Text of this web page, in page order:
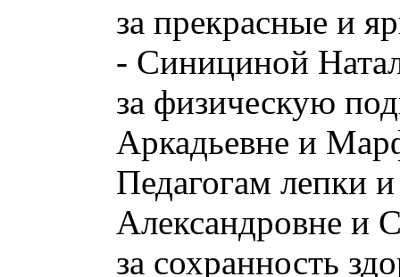
за прекрасные и
- Синициной
за физическую
Аркадьевне и
Педагогам лепки
Александровне и
за сохранность